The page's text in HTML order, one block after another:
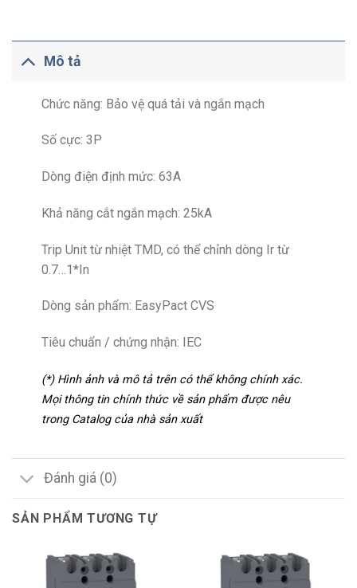
Mô tả
Chức năng: Bảo vệ quá tải và ngắn mạch
Số cực: 3P
Dòng điện định mức: 63A
Khả năng cắt ngắn mạch: 25kA
Trip Unit từ nhiệt TMD, có thể chỉnh dòng Ir từ
0.7…1*In
Dòng sản phẩm: EasyPact CVS
Tiêu chuẩn / chứng nhận: IEC
(*) Hình ảnh và mô tả trên có thể không chính xác.
Mọi thông tin chính thức về sản phẩm được nêu
trong Catalog của nhà sản xuất
Đánh giá (0)
SẢN PHẨM TƯƠNG TỰ